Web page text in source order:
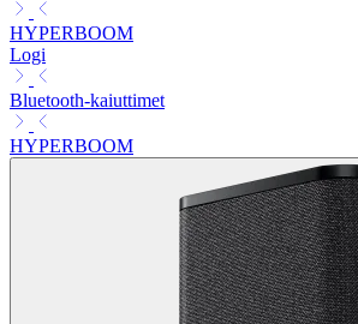
HYPERBOOM
Logi
Bluetooth-kaiuttimet
HYPERBOOM